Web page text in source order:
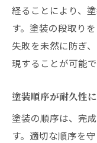
塗装の
気候条
長持ち
塗装の
仕上がりの
美しい
プロが教
経ることにより、
す。塗装の段取り
失敗を未然に防ぎ
現することが可能で
塗装順序が耐久性
塗装の順序は、完
す。適切な順序を